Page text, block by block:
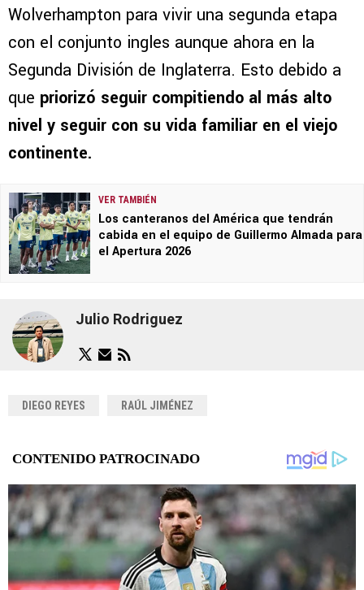
Wolverhampton para vivir una segunda etapa
con el conjunto ingles aunque ahora en la
Segunda División de Inglaterra. Esto debido a
que priorizó seguir compitiendo al más alto
nivel y seguir con su vida familiar en el viejo
continente.
VER TAMBIÉN
Los canteranos del América que tendrán
cabida en el equipo de Guillermo Almada para
el Apertura 2026
Julio Rodriguez
DIEGO REYES RAÚL JIMÉNEZ